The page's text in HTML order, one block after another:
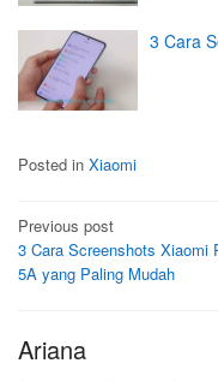
3 Cara
Posted in Xiaomi
Post
navigation
Previous post
3 Cara Screenshots Xiaomi
5A yang Paling Mudah
Ariana